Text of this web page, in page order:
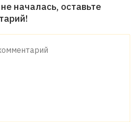
началась, оставьте